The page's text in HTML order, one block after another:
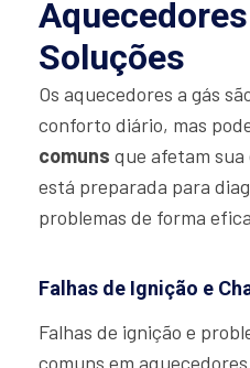
Soluções
Os aquecedores a gás
conforto diário, mas
comuns que afetam
está preparada para
problemas de forma
Falhas de Ignição e
Falhas de ignição e
comuns em